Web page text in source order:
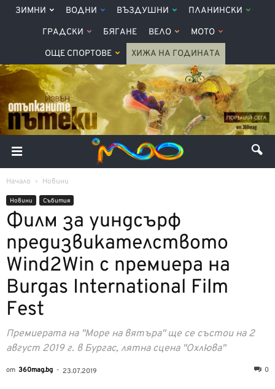
ЗИМНИ ВОДНИ ВЪЗДУШНИ ПЛАНИНСКИ
ГРАДСКИ БЯГАНЕ ВЕЛО МОТО
ОЩЕ СПОРТОВЕ ХИЖА НА ГОДИНАТА
Начало Новини
Новини Събития
Филм за уиндсърф
предизвикателството
Wind2Win с премиера на
Burgas International Film
Fest
Премиерата на "Море на вятъра" ще се състои на 2
август 2019 г. в Бургас, лятна сцена "Охлюва"
от 360mag.bg - 23.07.2019 0